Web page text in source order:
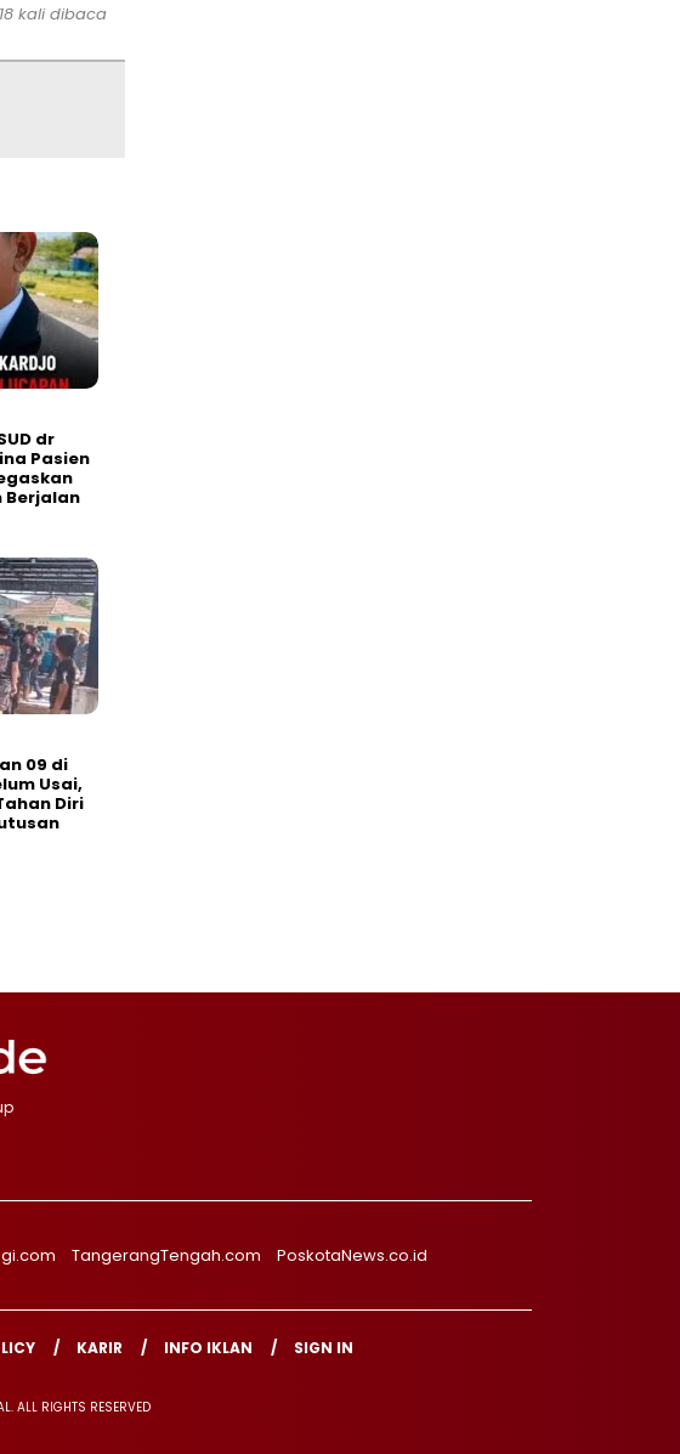
kali dibaca
dr
Pasien
Berjalan
09 di
Usai,
Diri
TangerangTengah.com
PoskotaNews.co.id
KARIR INFO IKLAN SIGN IN
ALL RIGHTS RESERVED